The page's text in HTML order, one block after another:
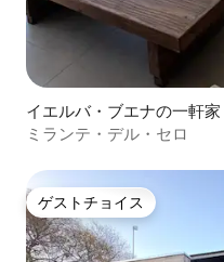
イエルバ・ブエナの一軒家
ミランテ・デル・セロ
ゲストチョイス
ゲストチョイス